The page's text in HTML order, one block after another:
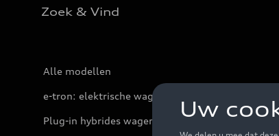
Zoek & Vind
Alle modellen
e-tron: elektrische wagens
Plug-in hybrides wagens